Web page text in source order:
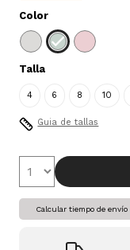
Color
Talla
4 6 8 10
Guia de tallas
Calcular tiempo de envío